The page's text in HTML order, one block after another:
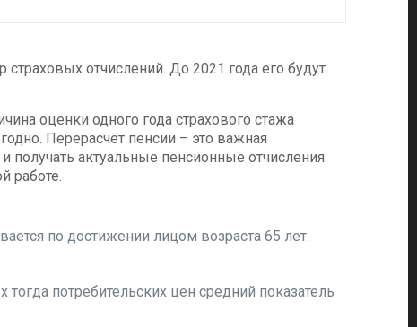
отчислений. До 2021 года его будут
оценки одного года страхового стажа
Перерасчёт пенсии – это важная
получать актуальные пенсионные отчисления.
работе.
по достижении лицом возраста 65 лет.
потребительских цен средний показатель